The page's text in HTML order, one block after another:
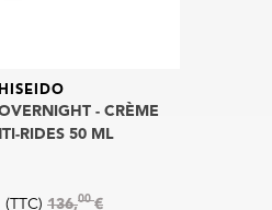
- CRÈME
RIDES 50 ML
(TTC) 136,00€